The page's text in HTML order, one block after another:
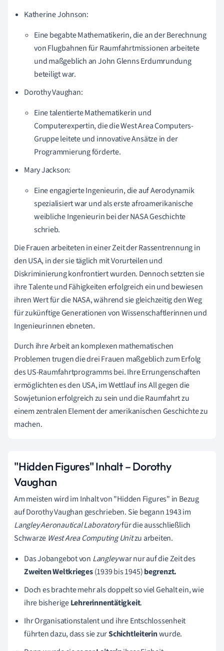
Katherine Johnson:
Eine begabte Mathematikerin, die an der Berechnung
von Flugbahnen für Raumfahrtmissionen arbeitete
und maßgeblich an John Glenns Erdumrundung
beteiligt war.
Dorothy Vaughan:
Eine talentierte Mathematikerin und
Computerexpertin, die die West Area Computers-
Gruppe leitete und innovative Ansätze in der
Programmierung förderte.
Mary Jackson:
Eine engagierte Ingenieurin, die auf Aerodynamik
spezialisiert war und als erste afroamerikanische
weibliche Ingenieurin bei der NASA Geschichte
schrieb.
Die Frauen arbeiteten in einer Zeit der Rassentrennung in
den USA, in der sie täglich mit Vorurteilen und
Diskriminierung konfrontiert wurden. Dennoch setzten sie
ihre Talente und Fähigkeiten erfolgreich ein und bewiesen
ihren Wert für die NASA, während sie gleichzeitig den Weg
für zukünftige Generationen von Wissenschaftlerinnen und
Ingenieurinnen ebneten.
Durch ihre Arbeit an komplexen mathematischen
Problemen trugen die drei Frauen maßgeblich zum Erfolg
des US-Raumfahrtprogramms bei. Ihre Errungenschaften
ermöglichten es den USA, im Wettlauf ins All gegen die
Sowjetunion erfolgreich zu sein und die Raumfahrt zu
einem zentralen Element der amerikanischen Geschichte zu
machen.
"Hidden Figures" Inhalt – Dorothy
Vaughan
Am meisten wird im Inhalt von "Hidden Figures" in Bezug
auf Dorothy Vaughan geschrieben. Sie begann 1943 im
LangleyAeronautical Laboratoryfür die ausschließlich
Schwarze West Area Computing Unitzu arbeiten.
Das Jobangebot von Langleywar nur auf die Zeit des
Zweiten Weltkrieges(1939 bis 1945)begrenzt.
Doch esbrachte mehr als doppelt so viel Gehalt ein, wie
ihre bisherigeLehrerinnentätigkeit.
Ihr Organisationstalent und ihre Entschlossenheit
führten dazu, dass sie zurSchichtleiterinwurde.